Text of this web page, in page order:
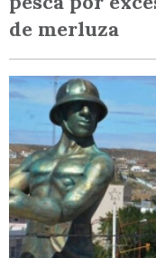
de merluza